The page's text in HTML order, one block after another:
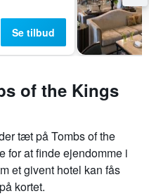
Se tilbud
of the Kings
tæt på Tombs of the
for at finde ejendomme i
et givent hotel kan fås
kortet.